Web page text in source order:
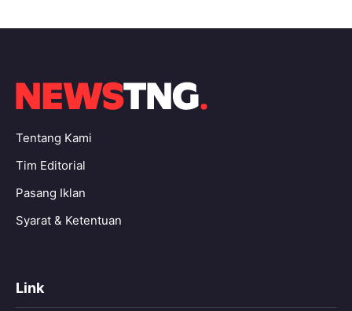
Tentang Kami
Tim Editorial
Pasang Iklan
Syarat & Ketentuan
Link